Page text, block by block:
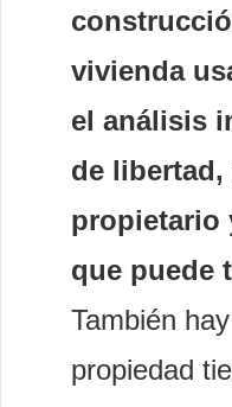
vivienda
el análisis
de libertad,
propietario
que puede
También
propiedad